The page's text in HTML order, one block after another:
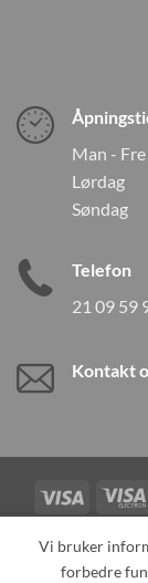
Man -
Lørdag
Søndag
Telefon
21 09 59
Kontakt
Visa
Vi bruker
forbedre